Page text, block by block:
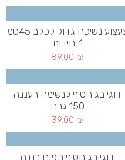
צעצוע נשיכה גדול לכלב 45סמ
1 יחידות
89.00 ₪
דוגי בג חטיף לנשימה רעננה
150 גרם
39.00 ₪
דוגי בג חטיף תפוח בננה